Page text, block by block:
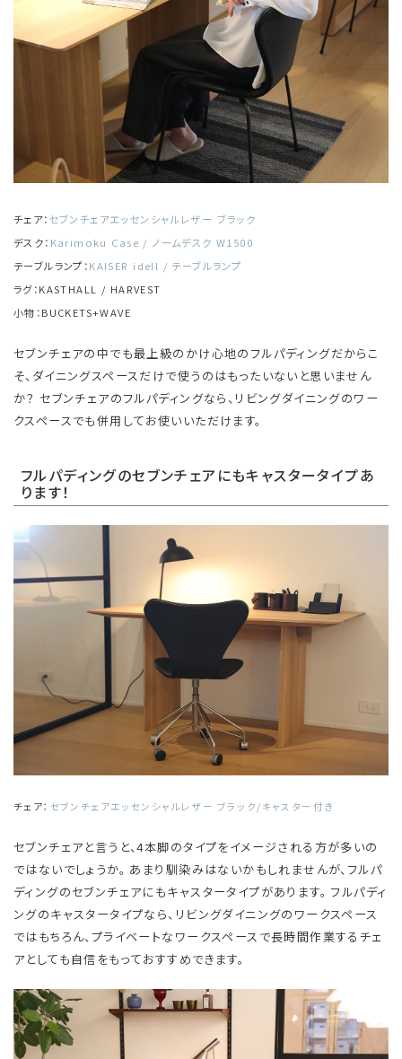
チェア：セブンチェアエッセンシャルレザー ブラック
デスク： Karimoku Case / ノームデスク W1500
テーブルランプ：KAISER idell / テーブルランプ
ラグ：KASTHALL / HARVEST
小物：BUCKETS+WAVE
セブンチェアの中でも最上級のかけ心地のフルパディングだからこ
そ、ダイニングスペースだけで使うのはもったいないと思いません
か？ セブンチェアのフルパディングなら、リビングダイニングのワー
クスペースでも併用してお使いいただけます。
フルパディングのセブンチェアにもキャスタータイプあ
ります！
チェア： セブンチェアエッセンシャルレザー ブラック/キャスター付き
セブンチェアと言うと、4本脚のタイプをイメージされる方が多いの
ではないでしょうか。 あまり馴染みはないかもしれませんが、フルパ
ディングのセブンチェアにもキャスタータイプがあります。 フルパディ
ングのキャスタータイプなら、リビングダイニングのワークスペース
ではもちろん、プライベートなワークスペースで長時間作業するチェ
アとしても自信をもっておすすめできます。